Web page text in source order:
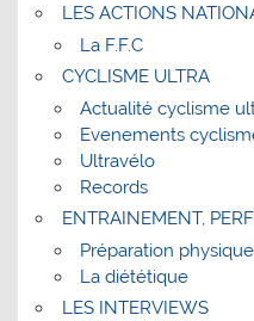
LES ACTIONS
La F.F.C
CYCLISME ULTRA
Actualité cyclisme
Evenements
Ultravélo
Records
ENTRAINEMENT,
Préparation
La diététique
LES INTERVIEWS